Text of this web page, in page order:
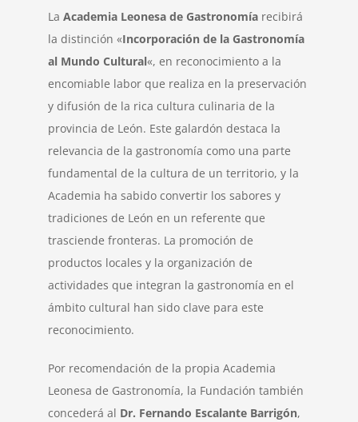
La Academia Leonesa de Gastronomía recibirá
la distinción «Incorporación de la Gastronomía
al Mundo Cultural«, en reconocimiento a la
encomiable labor que realiza en la preservación
y difusión de la rica cultura culinaria de la
provincia de León. Este galardón destaca la
relevancia de la gastronomía como una parte
fundamental de la cultura de un territorio, y la
Academia ha sabido convertir los sabores y
tradiciones de León en un referente que
trasciende fronteras. La promoción de
productos locales y la organización de
actividades que integran la gastronomía en el
ámbito cultural han sido clave para este
reconocimiento.
Por recomendación de la propia Academia
Leonesa de Gastronomía, la Fundación también
concederá al Dr. Fernando Escalante Barrigón,